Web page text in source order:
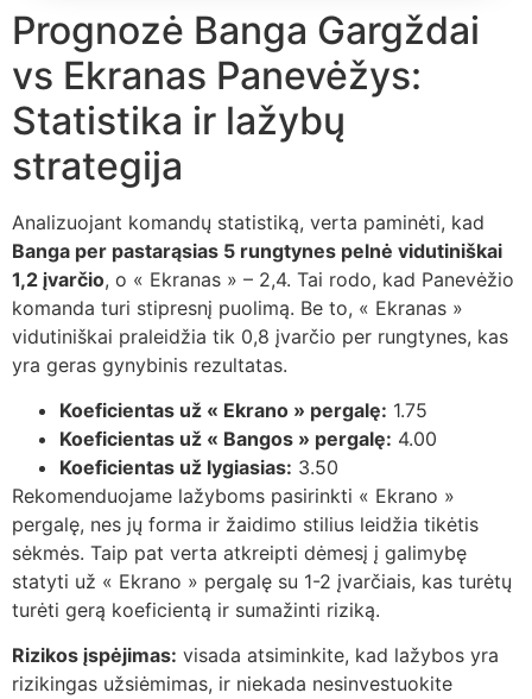
Prognozė Banga Gargždai
vs Ekranas Panevėžys:
Statistika ir lažybų
strategija
Analizuojant komandų statistiką, verta paminėti, kad
Banga per pastarąsias 5 rungtynes pelnė vidutiniškai
1,2 įvarčio, o « Ekranas » – 2,4. Tai rodo, kad Panevėžio
komanda turi stipresnį puolimą. Be to, « Ekranas »
vidutiniškai praleidžia tik 0,8 įvarčio per rungtynes, kas
yra geras gynybinis rezultatas.
Koeficientas už « Ekrano » pergalę: 1.75
Koeficientas už « Bangos » pergalę: 4.00
Koeficientas už lygiasias: 3.50
Rekomenduojame lažyboms pasirinkti « Ekrano »
pergalę, nes jų forma ir žaidimo stilius leidžia tikėtis
sėkmės. Taip pat verta atkreipti dėmesį į galimybę
statyti už « Ekrano » pergalę su 1-2 įvarčiais, kas turėtų
turėti gerą koeficientą ir sumažinti riziką.
Rizikos įspėjimas: visada atsiminkite, kad lažybos yra
rizikingas užsiėmimas, ir niekada nesinvestuokite